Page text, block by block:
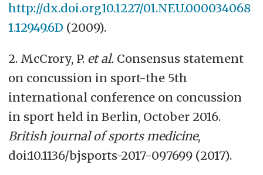
http://dx.doi.org10.1227/01.NEU.000034068
1.12949.6D (2009).
2. McCrory, P.et al.Consensus statement
on concussion in sport-the 5th
international conference on concussion
in sport held in Berlin, October 2016.
British journal of sports medicine,
doi:10.1136/bjsports-2017-097699 (2017).